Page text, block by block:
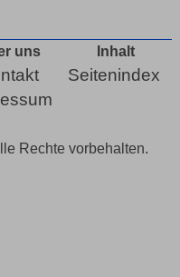
uns Inhalt
Seitenindex
Rechte vorbehalten.